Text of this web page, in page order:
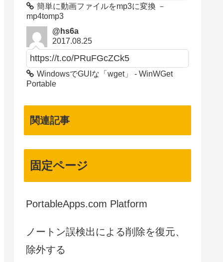
簡単に動画ファイルをmp3に変換 －
mp4tomp3
@hs6a
2017.08.25
https://t.co/PRuFGcZCk5
WindowsでGUIな「wget」 - WinWGet
Portable
関連記事
固定ページ
PortableApps.com Platform
ノートン誤検出による削除を復元、
除外する